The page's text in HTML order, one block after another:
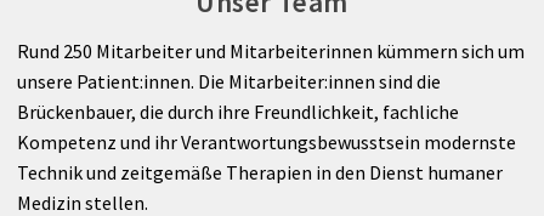
MRCT-Institut Maria Hilf
Rund 250 Mitarbeiter und Mitarbeiterinnen kümmern sich um
unsere Patient:innen. Die Mitarbeiter:innen sind die
Brückenbauer, die durch ihre Freundlichkeit, fachliche
Kompetenz und ihr Verantwortungsbewusstsein modernste
Technik und zeitgemäße Therapien in den Dienst humaner
Medizin stellen.